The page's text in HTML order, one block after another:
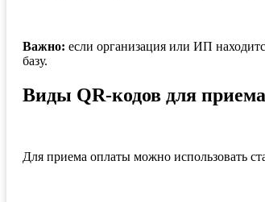
Важно: если организация или ИП
базу.
Виды QR-кодов для
Для приема оплаты можно использовать